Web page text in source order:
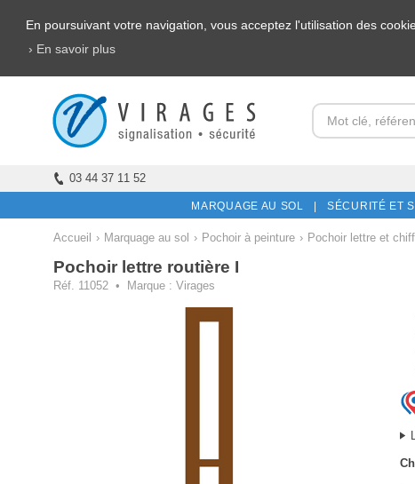
En poursuivant votre navigation, vous acceptez l'utilisation des
› En savoir plus
03 44 37 11 52
MARQUAGE AU SOL | SÉCURITÉ ET
Accueil › Marquage au sol › Pochoir à peinture › Pochoir lettre et
Pochoir lettre routière I
Réf. 11052 • Marque : Virages